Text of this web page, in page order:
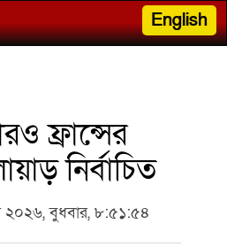
English
ফ্রান্সের
নির্বাচিত
২০২৬, বুধবার, ৮:৫১:৫৪